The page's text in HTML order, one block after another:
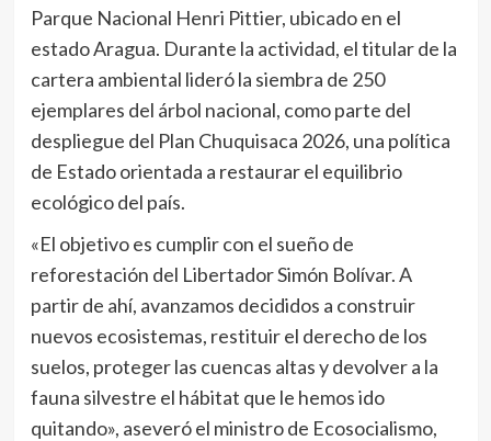
Parque Nacional Henri Pittier, ubicado en el
estado Aragua. Durante la actividad, el titular de la
cartera ambiental lideró la siembra de 250
ejemplares del árbol nacional, como parte del
despliegue del Plan Chuquisaca 2026, una política
de Estado orientada a restaurar el equilibrio
ecológico del país.
«El objetivo es cumplir con el sueño de
reforestación del Libertador Simón Bolívar. A
partir de ahí, avanzamos decididos a construir
nuevos ecosistemas, restituir el derecho de los
suelos, proteger las cuencas altas y devolver a la
fauna silvestre el hábitat que le hemos ido
quitando», aseveró el ministro de Ecosocialismo,